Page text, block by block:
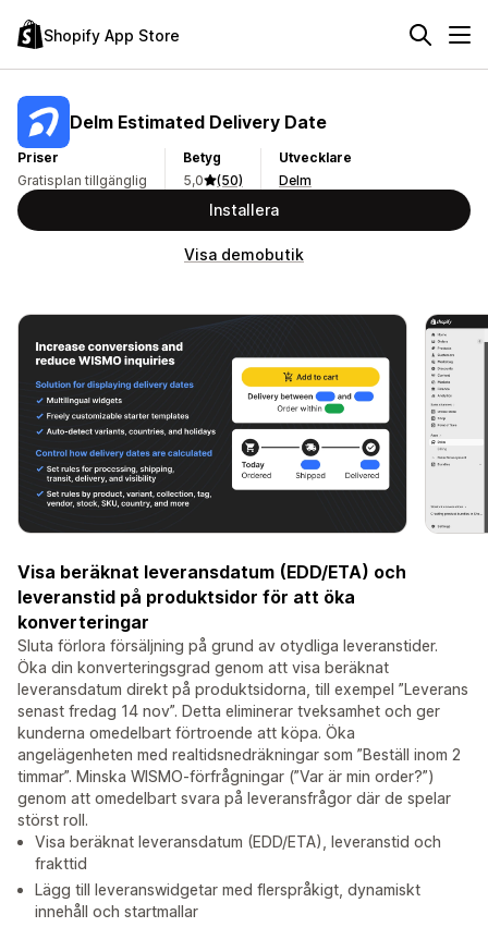
Shopify App Store
Delm Estimated Delivery Date
Priser
Gratisplan tillgänglig
Betyg
5,0
(50)
Utvecklare
Delm
Installera
Visa demobutik
Visa beräknat leveransdatum (EDD/ETA) och
leveranstid på produktsidor för att öka
konverteringar
Sluta förlora försäljning på grund av otydliga leveranstider.
Öka din konverteringsgrad genom att visa beräknat
leveransdatum direkt på produktsidorna, till exempel ”Leverans
senast fredag 14 nov”. Detta eliminerar tveksamhet och ger
kunderna omedelbart förtroende att köpa. Öka
angelägenheten med realtidsnedräkningar som ”Beställ inom 2
timmar”. Minska WISMO-förfrågningar (”Var är min order?”)
genom att omedelbart svara på leveransfrågor där de spelar
störst roll.
Visa beräknat leveransdatum (EDD/ETA), leveranstid och
frakttid
Lägg till leveranswidgetar med flerspråkigt, dynamiskt
innehåll och startmallar